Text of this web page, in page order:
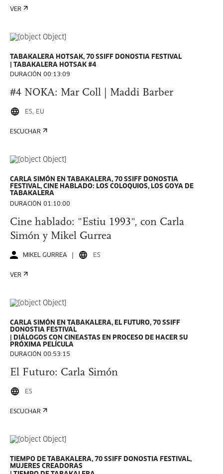
VER
TABAKALERA HOTSAK, 70 SSIFF DONOSTIA FESTIVAL
TABAKALERA HOTSAK #4
DURACIÓN 00:13:09
#4 NOKA: Mar Coll | Maddi Barber
ES, EU
ESCUCHAR
CARLA SIMÓN EN TABAKALERA, 70 SSIFF DONOSTIA
FESTIVAL, CINE HABLADO: LOS COLOQUIOS, LOS GOYA DE
TABAKALERA
DURACIÓN 01:10:00
Cine hablado: "Estiu 1993", con Carla
Simón y Mikel Gurrea
MIKEL GURREA ES
VER
CARLA SIMÓN EN TABAKALERA, EL FUTURO, 70 SSIFF
DONOSTIA FESTIVAL
DIÁLOGOS CON CINEASTAS EN PROCESO DE HACER SU
PRÓXIMA PELÍCULA
DURACIÓN 00:53:15
El Futuro: Carla Simón
ES
ESCUCHAR
TIEMPO DE TABAKALERA, 70 SSIFF DONOSTIA FESTIVAL,
MUJERES CREADORAS